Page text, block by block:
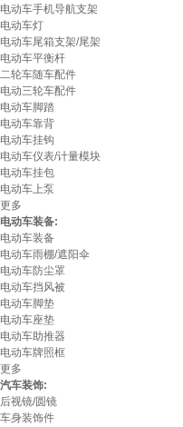
电动车手机导航支架
电动车灯
电动车尾箱支架/尾架
电动车平衡杆
二轮车随车配件
电动三轮车配件
电动车脚踏
电动车靠背
电动车挂钩
电动车仪表/计量模块
电动车挂包
电动车上泵
更多
电动车装备:
电动车装备
电动车雨棚/遮阳伞
电动车防尘罩
电动车挡风被
电动车脚垫
电动车座垫
电动车助推器
电动车牌照框
更多
汽车装饰:
后视镜/圆镜
车身装饰件